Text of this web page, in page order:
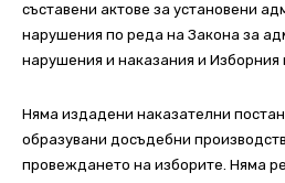
съставени актове за установени
нарушения по реда на Закона за
нарушения и наказания и Изборния
Няма издадени наказателни
образувани досъдебни
провеждането на изборите. Няма